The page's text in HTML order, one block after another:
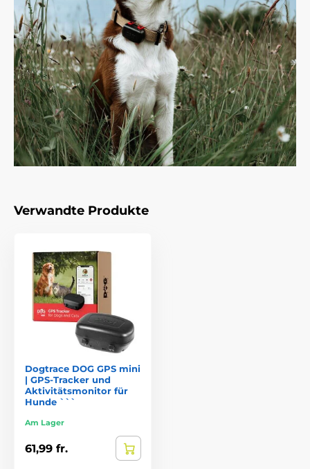
Verwandte Produkte
Dogtrace DOG GPS mini
| GPS-Tracker und
Aktivitätsmonitor für
Hunde ```
Am Lager
61,99 fr.